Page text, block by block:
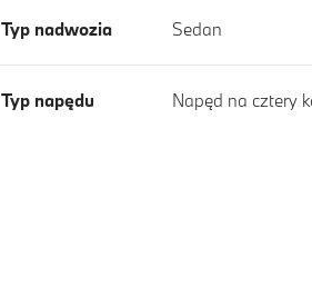
Typ nadwozia Sedan
Typ napędu Napęd na cztery